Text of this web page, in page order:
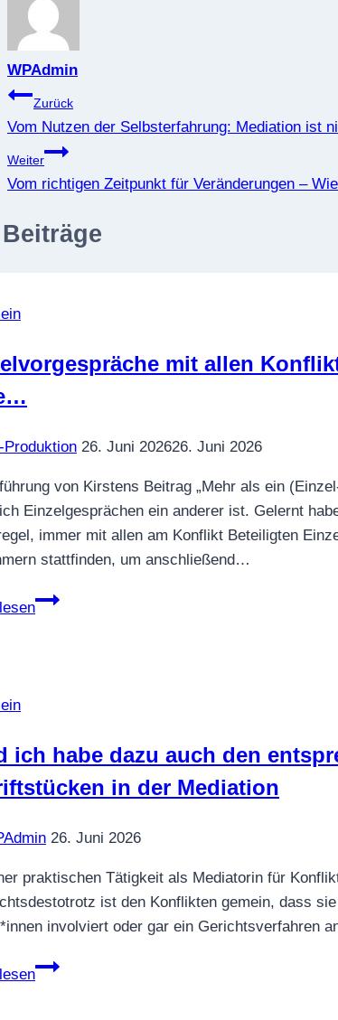
WPAdmin
Beitragsnavigation
Zurück
Vom Nutzen der Selbsterfahrung: Mediation ist
Weiter
Vom richtigen Zeitpunkt für Veränderungen –
mit allen
Produktion 26. Juni 202626. Juni 2026
von Kirstens Beitrag „Mehr als ein
Einzelgesprächen ein anderer ist. Gelernt
immer mit allen am Konflikt Beteiligten
stattfinden, um anschließend…
Einzelvorgespräche
gelernt
und
was
erlebt
ich habe dazu auch den
in der Mediation
26. Juni 2026
praktischen Tätigkeit als Mediatorin für
ist den Konflikten gemein, dass
involviert oder gar ein Gerichtsverfahren
„Und